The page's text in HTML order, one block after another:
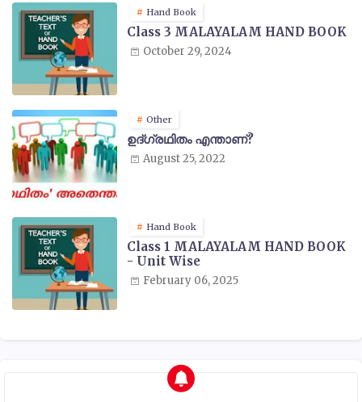
Hand Book
Class 3 MALAYALAM HAND BOOK
October 29, 2024
Other
ഉദ്ഗ്രഥിതം എന്താണ്?
August 25, 2022
Hand Book
Class 1 MALAYALAM HAND BOOK
- Unit Wise
February 06, 2025